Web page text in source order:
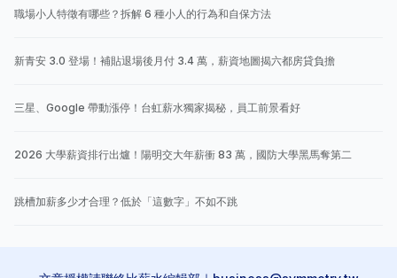
職場小人特徵有哪些？拆解 6 種小人的行為和自保方法
新青安 3.0 登場！補貼退場後月付 3.4 萬，薪資地圖揭六都房貸負擔
三星、Google 帶動漲停！台虹薪水獨家揭秘，員工前景看好
2026 大學薪資排行出爐！陽明交大年薪衝 83 萬，國防大學黑馬奪第二
跳槽加薪多少才合理？低於「這數字」不如不跳